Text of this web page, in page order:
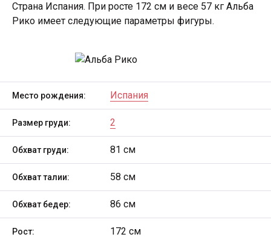
Страна Испания. При росте 172 см и весе 57 кг Альба
Рико имеет следующие параметры фигуры.
Место рождения: Испания
Размер груди: 2
Обхват груди: 81 см
Обхват талии: 58 см
Обхват бедер: 86 см
Рост: 172 см